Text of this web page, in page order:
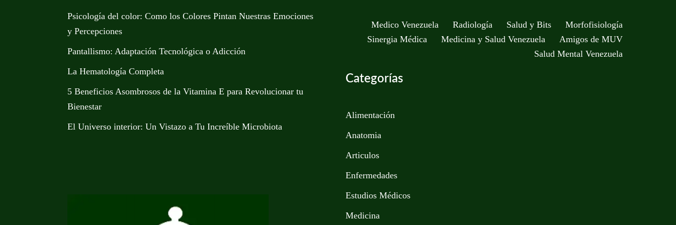
Psicología del color: Como los Colores Pintan Nuestras Emociones
y Percepciones
Pantallismo: Adaptación Tecnológica o Adicción
La Hematología Completa
5 Beneficios Asombrosos de la Vitamina E para Revolucionar tu
Bienestar
El Universo interior: Un Vistazo a Tu Increíble Microbiota
Medico Venezuela Radiología Salud y Bits
Morfofisiología
Sinergia Médica
Medicina y Salud Venezuela
Amigos de MUV
Salud Mental Venezuela
Categorías
Alimentación
Anatomia
Articulos
Enfermedades
Estudios Médicos
Medicina